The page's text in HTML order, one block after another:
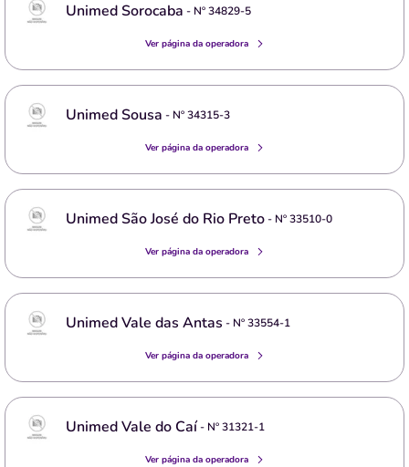
Unimed Sorocaba - Nº34829-5
Ver página da operadora
Unimed Sousa - Nº34315-3
Ver página da operadora
Unimed São José do Rio Preto- Nº33510-0
Ver página da operadora
Unimed Vale das Antas - Nº33554-1
Ver página da operadora
Unimed Vale do Caí- Nº31321-1
Ver página da operadora